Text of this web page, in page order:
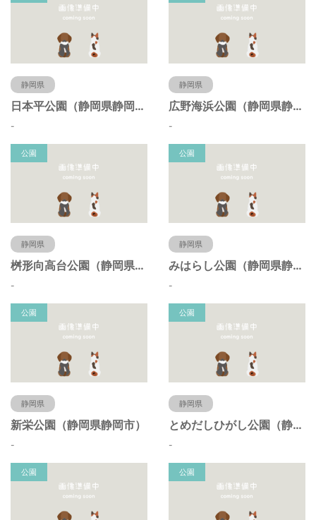
静岡県
日本平公園（静岡県静岡市）
-
静岡県
広野海浜公園（静岡県静岡市）
-
公園
静岡県
桝形向高台公園（静岡県静岡市）
-
公園
静岡県
みはらし公園（静岡県静岡市）
-
公園
静岡県
新栄公園（静岡県静岡市）
-
公園
静岡県
とめだしひがし公園（静岡県静岡市）
-
公園 公園